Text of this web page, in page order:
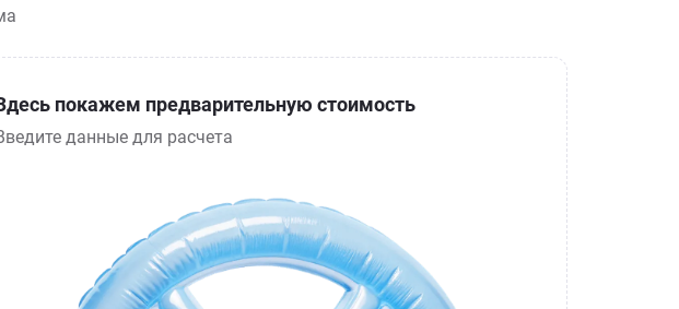
покажем предварительную стоимость
данные для расчета